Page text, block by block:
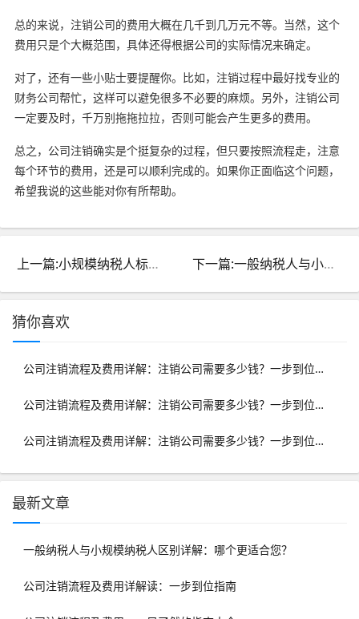
总的来说，注销公司的费用大概在几千到几万元不等。当然，这个
费用只是个大概范围，具体还得根据公司的实际情况来确定。
对了，还有一些小贴士要提醒你。比如，注销过程中最好找专业的
财务公司帮忙，这样可以避免很多不必要的麻烦。另外，注销公司
一定要及时，千万别拖拖拉拉，否则可能会产生更多的费用。
总之，公司注销确实是个挺复杂的过程，但只要按照流程走，注意
每个环节的费用，还是可以顺利完成的。如果你正面临这个问题，
希望我说的这些能对你有所帮助。
上一篇:小规模纳税人标准与一般纳税人的区别详解 下一篇:一般纳税人与小规模纳税人区别详解：哪个更适合您？
猜你喜欢
公司注销流程及费用详解：注销公司需要多少钱？一步到位指南
公司注销流程及费用详解：注销公司需要多少钱？一步到位指南
公司注销流程及费用详解：注销公司需要多少钱？一步到位指南
最新文章
一般纳税人与小规模纳税人区别详解：哪个更适合您？
公司注销流程及费用详解读：一步到位指南